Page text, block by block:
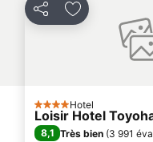
PartagerAjouter à
4 ÉtoilesHotel
Loisir Hotel
8,1 Très bien (3 991